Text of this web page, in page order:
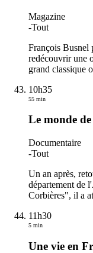
Magazine
-Tout
François Busnel
redécouvrir une
grand classique
10h35
55 min
Le monde
Documentaire
-Tout
Un an après,
département de
Corbières", il a
11h30
5 min
Une vie en